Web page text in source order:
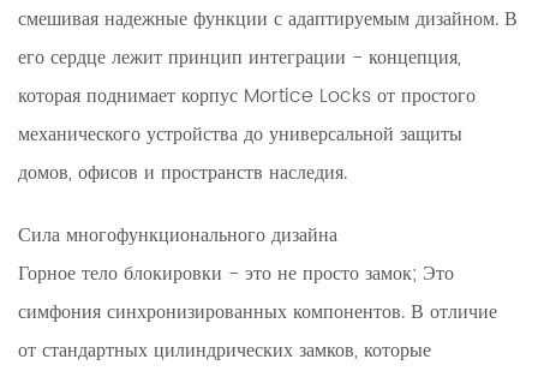
смешивая надежные функции с адаптируемым дизайном. В
его сердце лежит принцип интеграции - концепция,
которая поднимает корпус Mortice Locks от простого
механического устройства до универсальной защиты
домов, офисов и пространств наследия.
Сила многофункционального дизайна
Горное тело блокировки - это не просто замок; Это
симфония синхронизированных компонентов. В отличие
от стандартных цилиндрических замков, которые